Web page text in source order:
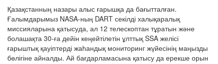
Қазақстанның назары алыс ғарышқа да бағытталған.
Ғалымдарымыз NASA-ның DART секілді халықаралық
миссияларына қатысуда, ал 12 телескоптан тұратын және
болашақта 30-ға дейін кеңейтілетін ұлттық SSA желісі
ғарыштық қауіптерді жаһандық мониторинг жүйесінің маңызды
бөлігіне айналды. Ай бағдарламасына қатысу да ерекше орын